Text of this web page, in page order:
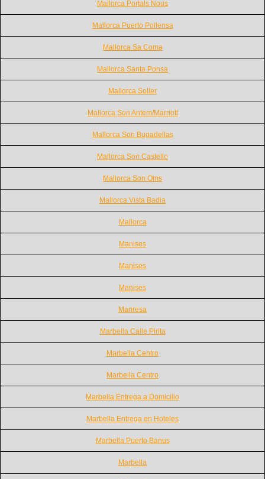
Mallorca Portals Nous
Mallorca Puerto Pollensa
Mallorca Sa Coma
Mallorca Santa Ponsa
Mallorca Soller
Mallorca Son Antem/Marriott
Mallorca Son Bugadellas
Mallorca Son Castello
Mallorca Son Oms
Mallorca Vista Badia
Mallorca
Manises
Manises
Manises
Manresa
Marbella Calle Pirita
Marbella Centro
Marbella Centro
Marbella Entrega a Domicilio
Marbella Entrega en Hoteles
Marbella Puerto Banus
Marbella